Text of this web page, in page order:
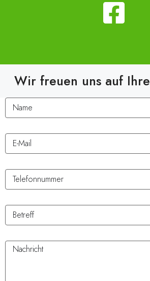
Wir freuen uns auf